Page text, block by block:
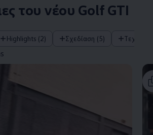
του νέου Golf GTI
Highlights (2) Σχεδίαση (5)